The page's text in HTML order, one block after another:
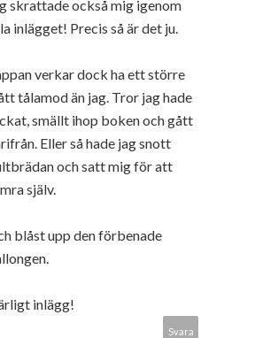
skrattade också mig igenom
inlägget! Precis så är det ju.
verkar dock ha ett större
tålamod än jag. Tror jag hade
smällt ihop boken och gått
Eller så hade jag snott
och satt mig för att
själv.
blåst upp den förbenade
inlägg!
Svara